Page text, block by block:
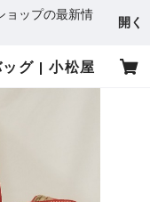
ョップの最新情
開く
グ | 小松屋